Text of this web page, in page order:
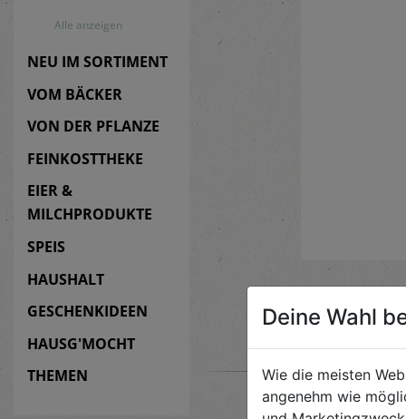
Alle anzeigen
NEU IM SORTIMENT
VOM BÄCKER
VON DER PFLANZE
FEINKOSTTHEKE
EIER &
MILCHPRODUKTE
SPEIS
HAUSHALT
GESCHENKIDEEN
HAUSG'MOCHT
THEMEN
Deine Wahl
Wie die meisten
angenehm wie